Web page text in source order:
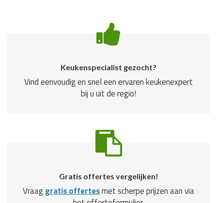
Keukenspecialist gezocht?
Vind eenvoudig en snel een ervaren keukenexpert
bij u uit de regio!
Gratis offertes vergelijken!
Vraaggratis offertesmet scherpe prijzen aan via